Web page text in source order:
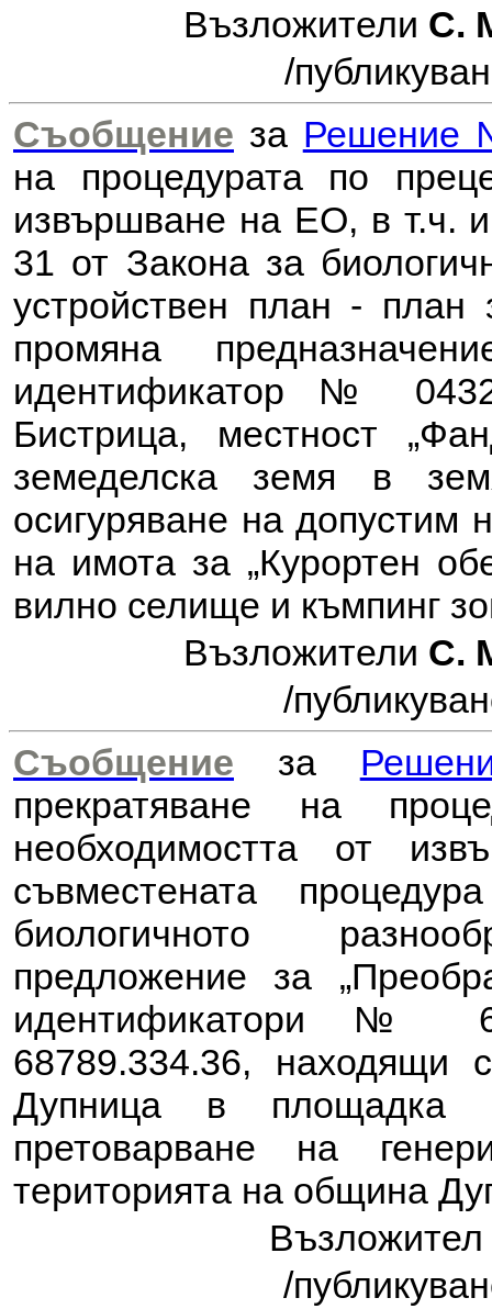
Възложители С.
/
Съобщение за Решение
на процедурата по
извършване на ЕО, в т.ч.
31 от Закона за
устройствен план -
промяна
идентификатор №
Бистрица, местност
земеделска земя в
осигуряване на допустим
на имота за „Курортен
вилно селище и къмпинг
Възложители С.
/
Съобщение за
прекратяване на
необходимостта от
съвместената
биологичното
предложение за
идентификатори №
68789.334.36, находящи
Дупница в площадка
претоварване на
територията на община
Възложител
/